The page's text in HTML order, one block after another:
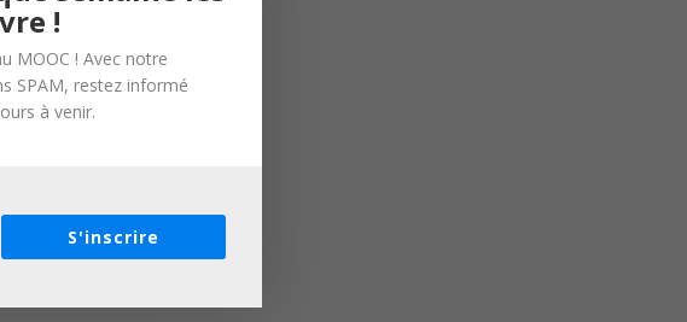
ci-dessous.
!
MOOC ! Avec notre
SPAM, restez informé
à venir.
S'inscrire